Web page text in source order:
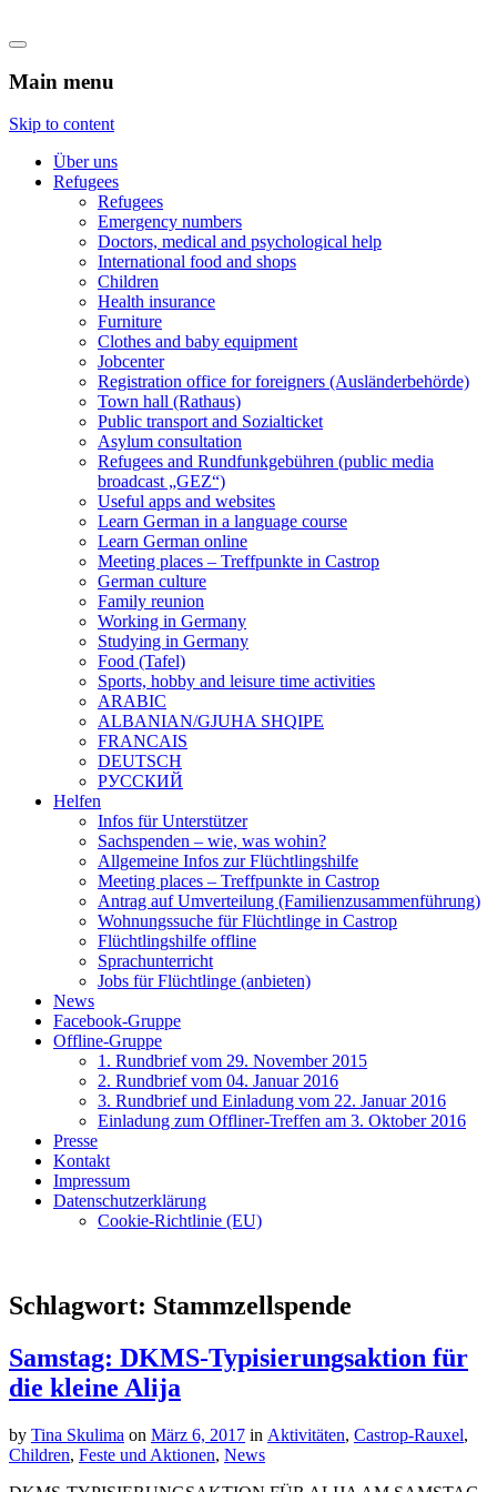
Main menu
Skip to content
Über uns
Refugees
Refugees
Emergency numbers
Doctors, medical and psychological help
International food and shops
Children
Health insurance
Furniture
Clothes and baby equipment
Jobcenter
Registration office for foreigners (Ausländerbehörde)
Town hall (Rathaus)
Public transport and Sozialticket
Asylum consultation
Refugees and Rundfunkgebühren (public media
broadcast „GEZ“)
Useful apps and websites
Learn German in a language course
Learn German online
Meeting places – Treffpunkte in Castrop
German culture
Family reunion
Working in Germany
Studying in Germany
Food (Tafel)
Sports, hobby and leisure time activities
ARABIC
ALBANIAN/GJUHA SHQIPE
FRANCAIS
DEUTSCH
PУССКИЙ
Helfen
Infos für Unterstützer
Sachspenden – wie, was wohin?
Allgemeine Infos zur Flüchtlingshilfe
Meeting places – Treffpunkte in Castrop
Antrag auf Umverteilung (Familienzusammenführung)
Wohnungssuche für Flüchtlinge in Castrop
Flüchtlingshilfe offline
Sprachunterricht
Jobs für Flüchtlinge (anbieten)
News
Facebook-Gruppe
Offline-Gruppe
1. Rundbrief vom 29. November 2015
2. Rundbrief vom 04. Januar 2016
3. Rundbrief und Einladung vom 22. Januar 2016
Einladung zum Offliner-Treffen am 3. Oktober 2016
Presse
Kontakt
Impressum
Datenschutzerklärung
Cookie-Richtlinie (EU)
Schlagwort: Stammzellspende
Samstag: DKMS-Typisierungsaktion für
die kleine Alija
by Tina Skulima on März 6, 2017 in Aktivitäten, Castrop-Rauxel,
Children, Feste und Aktionen, News